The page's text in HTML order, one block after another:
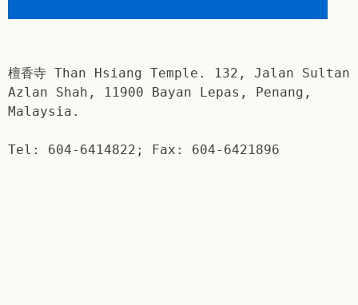
檀香寺 Than Hsiang Temple. 132, Jalan Sultan
Azlan Shah, 11900 Bayan Lepas, Penang,
Malaysia.
Tel: 604-6414822; Fax: 604-6421896